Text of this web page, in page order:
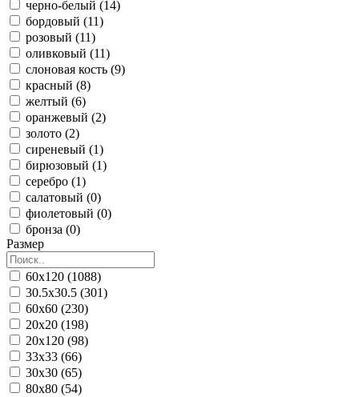
черно-белый (14)
бордовый (11)
розовый (11)
оливковый (11)
слоновая кость (9)
красный (8)
желтый (6)
оранжевый (2)
золото (2)
сиреневый (1)
бирюзовый (1)
серебро (1)
салатовый (0)
фиолетовый (0)
бронза (0)
Размер
60x120 (1088)
30.5x30.5 (301)
60x60 (230)
20x20 (198)
20x120 (98)
33x33 (66)
30x30 (65)
80x80 (54)